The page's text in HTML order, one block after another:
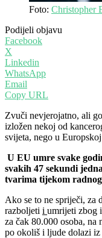
Foto: Christopher
Podijeli objavu
Facebook
X
Linkedin
WhatsApp
Email
Copy URL
Zvuči nevjerojatno, ali
izložen nekoj od
svijeta, nego u
U EU umre svake
svakih 47 sekundi
tvarima tijekom
Ako se to ne spriječi, za
razboljeti i umrijeti zbog
za čak 80.000 osoba,
po okoliš i ljude dolazi